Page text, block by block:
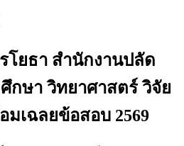
โยธา สำนักงานปลัด
กษา วิทยาศาสตร์ วิจัย
มเฉลยข้อสอบ 2569